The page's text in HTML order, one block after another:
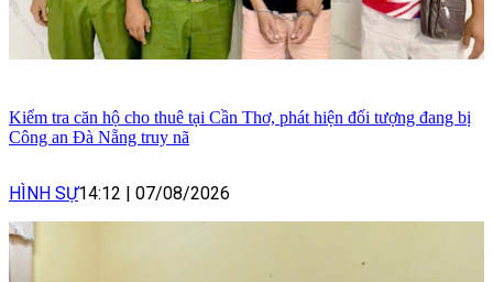
Kiểm tra căn hộ cho thuê tại Cần Thơ, phát hiện đối tượng đang bị
Công an Đà Nẵng truy nã
HÌNH SỰ14:12 | 07/08/2026